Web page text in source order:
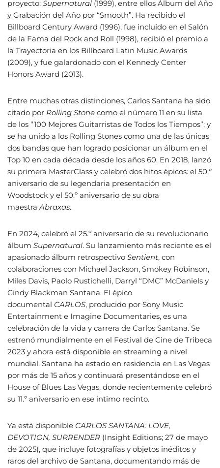
proyecto: Supernatural (1999), entre ellos Álbum del Año
y Grabación del Año por “Smooth”. Ha recibido el
Billboard Century Award (1996), fue incluido en el Salón
de la Fama del Rock and Roll (1998), recibió el premio a
la Trayectoria en los Billboard Latin Music Awards
(2009), y fue galardonado con el Kennedy Center
Honors Award (2013).
Entre muchas otras distinciones, Carlos Santana ha sido
citado por Rolling Stone como el número 11 en su lista
de los “100 Mejores Guitarristas de Todos los Tiempos”; y
se ha unido a los Rolling Stones como una de las únicas
dos bandas que han logrado posicionar un álbum en el
Top 10 en cada década desde los años 60. En 2018, lanzó
su primera MasterClass y celebró dos hitos épicos: el 50.º
aniversario de su legendaria presentación en
Woodstock y el 50.º aniversario de su obra
maestra Abraxas.
En 2024, celebró el 25.º aniversario de su revolucionario
álbum Supernatural. Su lanzamiento más reciente es el
apasionado álbum retrospectivo Sentient, con
colaboraciones con Michael Jackson, Smokey Robinson,
Miles Davis, Paolo Rustichelli, Darryl “DMC” McDaniels y
Cindy Blackman Santana. El épico
documental CARLOS, producido por Sony Music
Entertainment e Imagine Documentaries, es una
celebración de la vida y carrera de Carlos Santana. Se
estrenó mundialmente en el Festival de Cine de Tribeca
2023 y ahora está disponible en streaming a nivel
mundial. Santana ha estado en residencia en Las Vegas
por más de 15 años y continuará presentándose en el
House of Blues Las Vegas, donde recientemente celebró
su 11.º aniversario en ese íntimo recinto.
Ya está disponible CARLOS SANTANA: LOVE,
DEVOTION, SURRENDER (Insight Editions; 27 de mayo
de 2025), que incluye fotografías y objetos inéditos y
raros del archivo de Santana, documentando más de